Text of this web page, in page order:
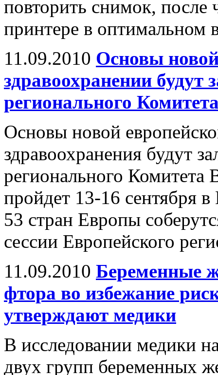
повторить снимок, после
принтере в оптимальном
11.09.2010 Основы
здравоохранении будут
регионального
Основы новой
здравоохранения будут
регионального
пройдет 13-16 сентября
53 стран Европы
сессии Европейского
11.09.2010 Беременные
фтора во избежание
утверждают медики
В исследовании медики
двух групп беременных